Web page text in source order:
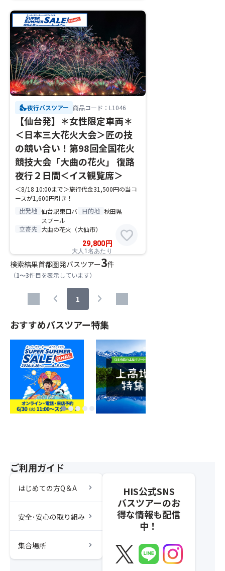
nights_stay夜行バスツアー 商品コード：L1046
【仙台発】＊女性限定車両＊
＜日本三大花火大会＞匠の技
の競い合い！第98回全国花火
競技大会「大曲の花火」 復路
夜行２日間＜イス観覧席＞
＜8/18 10:00まで＞旅行代金31,500円の当コ
ースが1,600円引き！
出発地 仙台駅東口バ
スプール
目的地 秋田県
立寄先 大曲の花火（大仙市）
29,800 円
大人1名あたり
favorite
検索結果首都圏発バスツアー3件
（1～3件目を表示しています）
chevron_left 1 chevron_right
おすすめバスツアー特集
ご利用ガイド
はじめての方Q＆A chevron_right
安全･安心の取り組み chevron_right
集合場所 chevron_right
HIS公式SNS
バスツアーのお
得な情報も配信
中！